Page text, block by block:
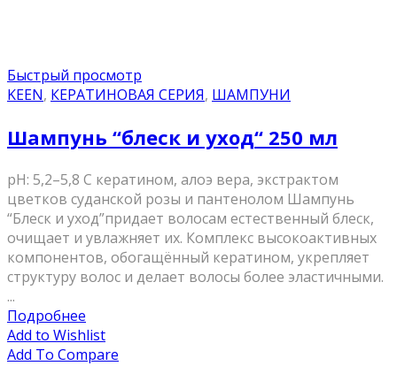
Быстрый просмотр
KEEN, КЕРАТИНОВАЯ СЕРИЯ, ШАМПУНИ
Шампунь “блеск и уход“ 250 мл
pH: 5,2–5,8 С кератином, алоэ вера, экстрактом
цветков суданской розы и пантенолом Шампунь
“Блеск и уход”придает волосам естественный блеск,
очищает и увлажняет их. Комплекс высокоактивных
компонентов, обогащённый кератином, укрепляет
структуру волос и делает волосы более эластичными.
...
Подробнее
Add to Wishlist
Add To Compare